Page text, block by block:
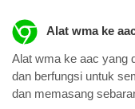
Alat wma ke
Alat wma ke aac yang
dan berfungsi untuk
dan memasang